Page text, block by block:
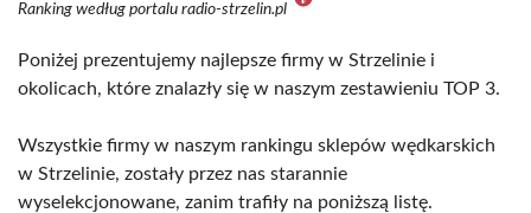
Ranking według portalu radio-strzelin.pl
Poniżej prezentujemy najlepsze firmy w Strzelinie i
okolicach, które znalazły się w naszym zestawieniu TOP 3.
Wszystkie firmy w naszym rankingu sklepów wędkarskich
w Strzelinie, zostały przez nas starannie
wyselekcjonowane, zanim trafiły na poniższą listę.